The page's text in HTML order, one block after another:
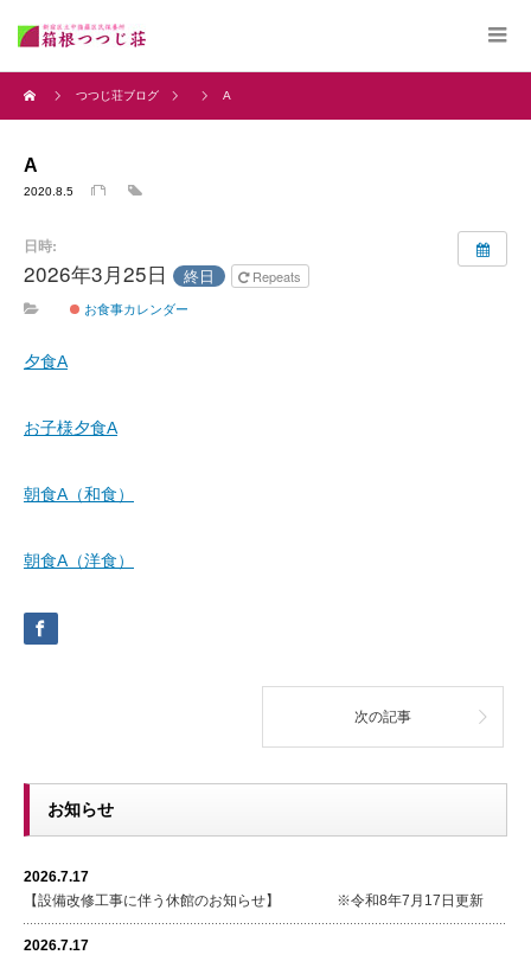
つつじ荘ブログ A
A
2020.8.5
日時:
2026年3月25日 終日
Repeats
お食事カレンダー
夕食A
お子様夕食A
朝食A（和食）
朝食A（洋食）
次の記事
お知らせ
2026.7.17
【設備改修工事に伴う休館のお知らせ】 ※令和8年7月17日更新
2026.7.17